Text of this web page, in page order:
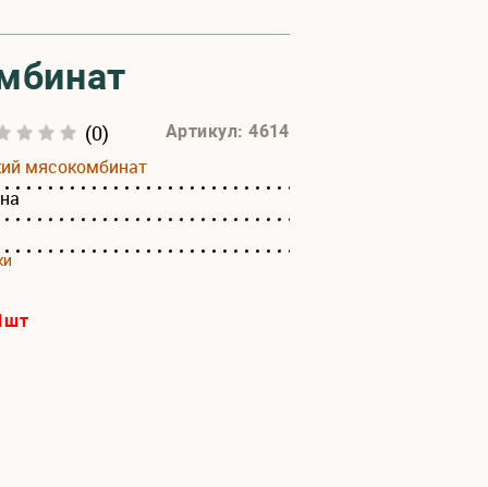
(0) Артикул: 4614
мясокомбинат
шт